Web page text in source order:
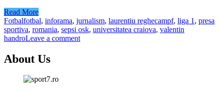
Read More
Fotbalfotbal, inforama, jurnalism, laurentiu reghecampf, liga 1 , presa
sportiva, romania, sepsi osk, universitatea craiova, valentin
handroLeave a comment
About Us